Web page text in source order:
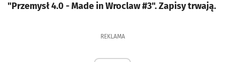
"Przemysł 4.0 - Made in Wroclaw #3". Zapisy trwają.
REKLAMA